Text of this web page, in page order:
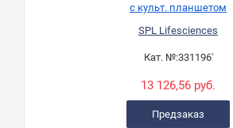
с культ. планшетом
SPL Lifesciences
Кат. №:331196'
13 126,56 руб.
Предзаказ